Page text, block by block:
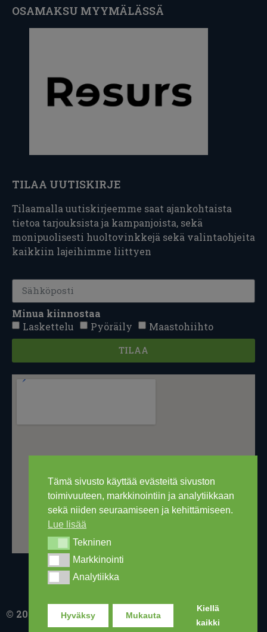
Tämä sivusto käyttää evästeitä sivuston
toimivuuteen, markkinointiin ja analytiikkaan
sekä niiden seuraamiseen ja kehittämiseen.
Lue lisää
TekninenTekninen
MarkkinointiMarkkinointi
AnalytiikkaAnalytiikka
Hyväksy Mukauta
Kiellä
kaikki
OSAMAKSU MYYMÄLÄSSÄ
TILAA UUTISKIRJE
Tilaamalla uutiskirjeemme saat ajankohtaista
tietoa tarjouksista ja kampanjoista, sekä
monipuolisesti huoltovinkkejä sekä valintaohjeita
kaikkiin lajeihimme liittyen
Minua kiinnostaa
Laskettelu
Pyöräily Maastohiihto
TILAA
© 2016-2026 Ski Out Bike, Ski-Outlet Finland Oy